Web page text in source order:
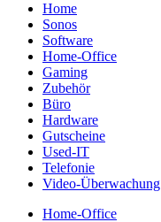
Home
Sonos
Software
Home-Office
Gaming
Zubehör
Büro
Hardware
Gutscheine
Used-IT
Telefonie
Video-Überwachung
Home-Office